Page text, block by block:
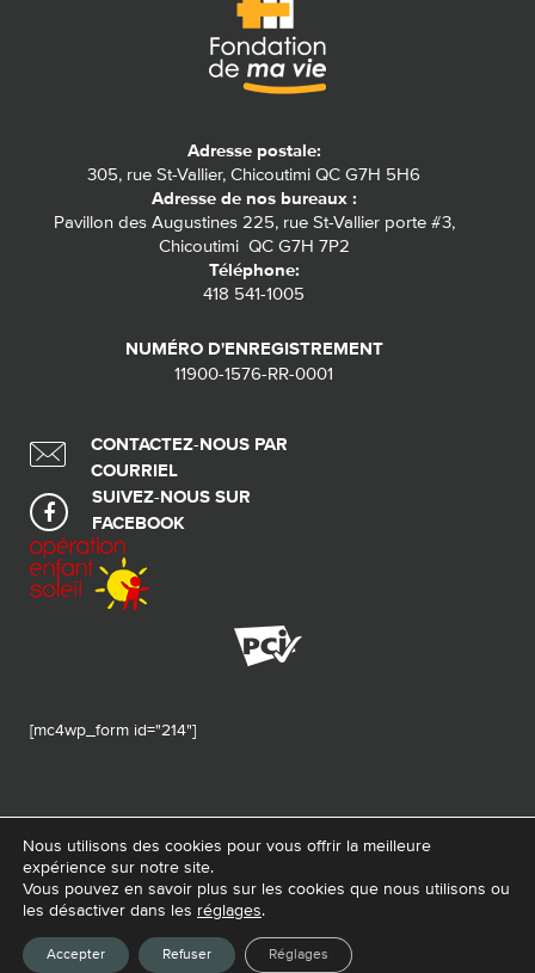
Adresse postale:
305, rue St-Vallier, Chicoutimi QC G7H 5H6
Adresse de nos bureaux :
Pavillon des Augustines 225, rue St-Vallier porte #3,
Chicoutimi QC G7H 7P2
Téléphone:
418 541-1005
NUMÉRO D'ENREGISTREMENT
11900-1576-RR-0001
CONTACTEZ-NOUS PAR
COURRIEL
SUIVEZ-NOUS SUR
FACEBOOK
[mc4wp_form id="214"]
© 2026 Tous droits réservés - Fondation de ma vie – Pour la santé de la
Conception Web :
Nous utilisons des cookies pour vous offrir la meilleure
expérience sur notre site.
Vous pouvez en savoir plus sur les cookies que nous utilisons ou
les désactiver dans les réglages.
Accepter Refuser Réglages